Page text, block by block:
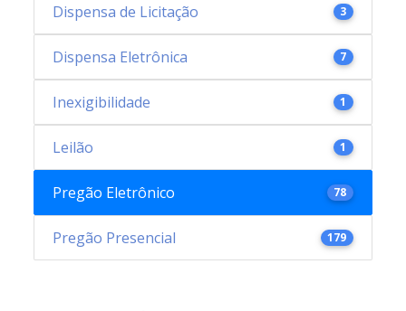
Dispensa de Licitação 3
Dispensa Eletrônica 7
Inexigibilidade 1
Leilão 1
Pregão Eletrônico 78
Pregão Presencial 179